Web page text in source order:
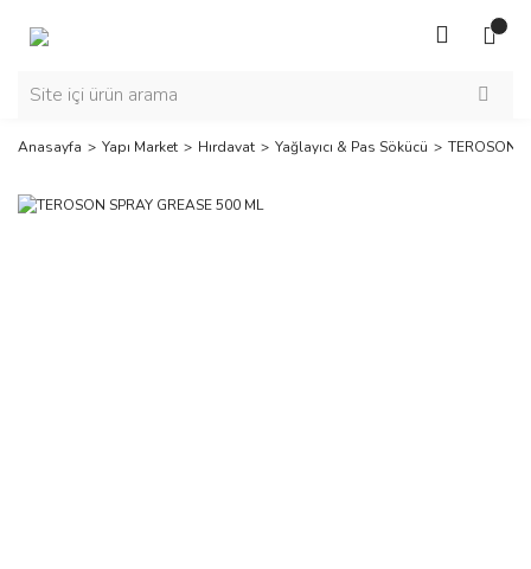
Anasayfa Yapı Market Hırdavat Yağlayıcı & Pas Sökücü TEROSON